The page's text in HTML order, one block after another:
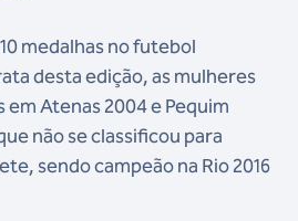
medalhas no futebol
desta edição, as mulheres
Atenas 2004 e Pequim
não se classificou para
sendo campeão na Rio 2016